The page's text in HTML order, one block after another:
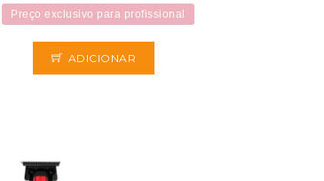
Preço exclusivo para profissional
ADICIONAR